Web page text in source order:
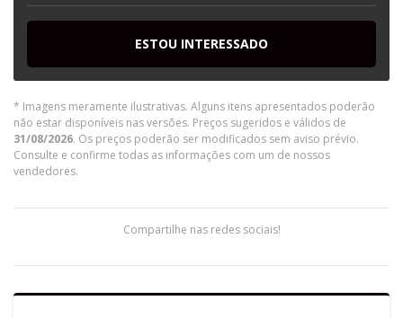
ESTOU INTERESSADO
* Imagens meramente ilustrativas. Alguns itens apresentados poderão
não estar disponíveis nas versões. Preços sugeridos e válidos de
31/08/2026. Os preços poderão ser modificados sem aviso prévio.
Consulte e confirme todas as informações com um de nossos
vendedores.
Compartilhe nas redes sociais!